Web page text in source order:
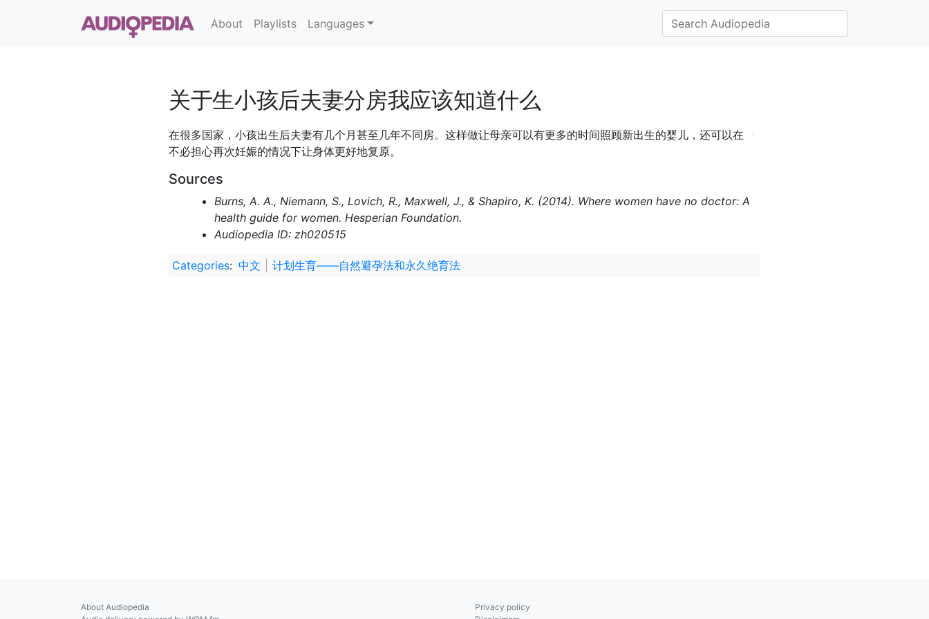
About Playlists Languages
关于生小孩后夫妻分房我应该知道什么
在很多国家，小孩出生后夫妻有几个月甚至几年不同房。这样做让母亲可以有更多的时间照顾新出生的婴儿，还可以在
不必担心再次妊娠的情况下让身体更好地复原。
Sources
Burns, A. A., Niemann, S., Lovich, R., Maxwell, J., & Shapiro, K. (2014). Where women have no doctor: A
health guide for women. Hesperian Foundation.
Audiopedia ID: zh020515
Categories: 中文 计划生育——自然避孕法和永久绝育法
About Audiopedia
Privacy policy